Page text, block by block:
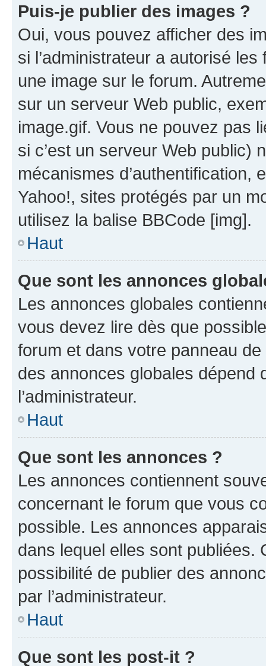
Puis-je publier des images ?
Oui, vous pouvez afficher des
si l’administrateur a autorisé
une image sur le forum.
sur un serveur Web public,
image.gif. Vous ne pouvez pas
si c’est un serveur Web public)
mécanismes d’authentification,
Yahoo!, sites protégés par un
utilisez la balise BBCode [img].
Haut
Que sont les annonces
Les annonces globales
vous devez lire dès que
forum et dans votre panneau
des annonces globales dépend
l’administrateur.
Haut
Que sont les annonces ?
Les annonces contiennent
concernant le forum que vous
possible. Les annonces
dans lequel elles sont publiées.
possibilité de publier des
par l’administrateur.
Haut
Que sont les post-it ?